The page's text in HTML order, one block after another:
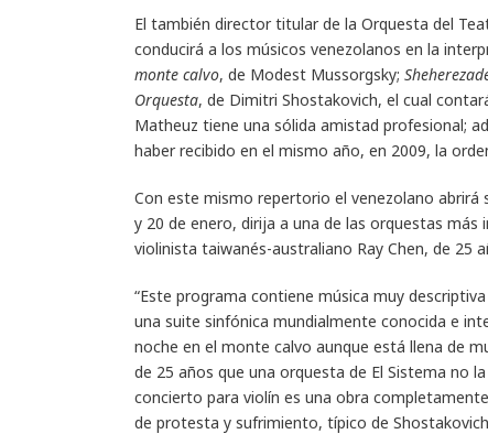
El también director titular de la Orquesta del
conducirá a los músicos venezolanos en la
monte calvo, de Modest Mussorgsky;
Orquesta, de Dimitri Shostakovich, el cual
Matheuz tiene una sólida amistad profesional;
haber recibido en el mismo año, en 2009, la
Con este mismo repertorio el venezolano abrirá
y 20 de enero, dirija a una de las orquestas
violinista taiwanés-australiano Ray Chen, de 25
“Este programa contiene música muy
una suite sinfónica mundialmente conocida e
noche en el monte calvo aunque está llena de
de 25 años que una orquesta de El Sistema no
concierto para violín es una obra
de protesta y sufrimiento, típico de